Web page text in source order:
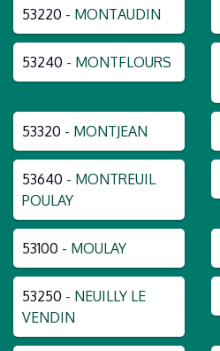
53220 - MONTAUDIN
53240 - MONTFLOURS
53320 - MONTJEAN
53640 - MONTREUIL
POULAY
53100 - MOULAY
53250 - NEUILLY LE
VENDIN